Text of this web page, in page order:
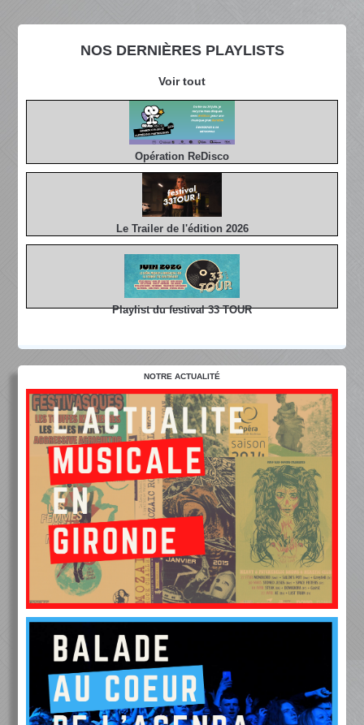
NOS DERNIÈRES PLAYLISTS
Voir tout
Opération ReDisco
Le Trailer de l'édition 2026
Playlist du festival 33 TOUR
NOTRE ACTUALITÉ